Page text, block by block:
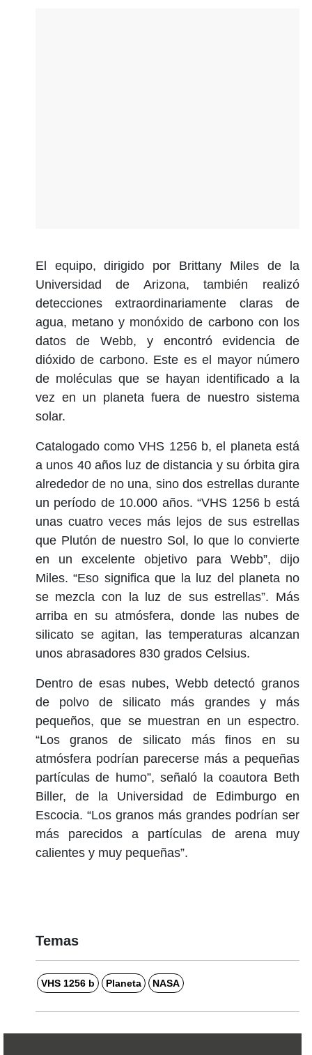
El equipo, dirigido por Brittany Miles de la
Universidad de Arizona, también realizó
detecciones extraordinariamente claras de
agua, metano y monóxido de carbono con los
datos de Webb, y encontró evidencia de
dióxido de carbono. Este es el mayor número
de moléculas que se hayan identificado a la
vez en un planeta fuera de nuestro sistema
solar.
Catalogado como VHS 1256 b, el planeta está
a unos 40 años luz de distancia y su órbita gira
alrededor de no una, sino dos estrellas durante
un período de 10.000 años. “VHS 1256 b está
unas cuatro veces más lejos de sus estrellas
que Plutón de nuestro Sol, lo que lo convierte
en un excelente objetivo para Webb”, dijo
Miles. “Eso significa que la luz del planeta no
se mezcla con la luz de sus estrellas”. Más
arriba en su atmósfera, donde las nubes de
silicato se agitan, las temperaturas alcanzan
unos abrasadores 830 grados Celsius.
Dentro de esas nubes, Webb detectó granos
de polvo de silicato más grandes y más
pequeños, que se muestran en un espectro.
“Los granos de silicato más finos en su
atmósfera podrían parecerse más a pequeñas
partículas de humo”, señaló la coautora Beth
Biller, de la Universidad de Edimburgo en
Escocia. “Los granos más grandes podrían ser
más parecidos a partículas de arena muy
calientes y muy pequeñas”.
Temas
VHS 1256 b Planeta NASA